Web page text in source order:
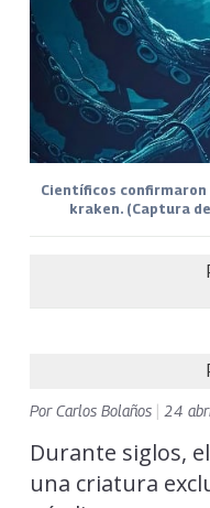
Científicos
kraken. (Captura
PorCarlos Bolaños 24
Durante siglos, el
una criatura